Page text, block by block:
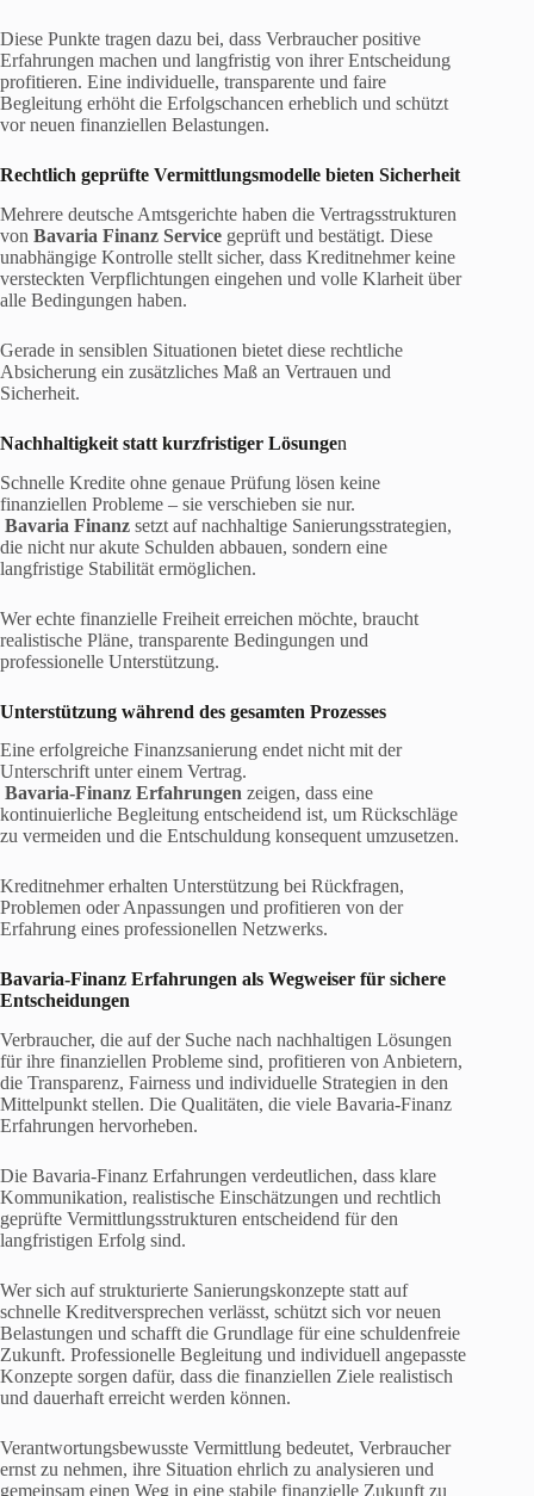
Diese Punkte tragen dazu bei, dass Verbraucher positive
Erfahrungen machen und langfristig von ihrer Entscheidung
profitieren. Eine individuelle, transparente und faire
Begleitung erhöht die Erfolgschancen erheblich und schützt
vor neuen finanziellen Belastungen.
Rechtlich geprüfte Vermittlungsmodelle bieten Sicherheit
Mehrere deutsche Amtsgerichte haben die Vertragsstrukturen
von Bavaria Finanz Service geprüft und bestätigt. Diese
unabhängige Kontrolle stellt sicher, dass Kreditnehmer keine
versteckten Verpflichtungen eingehen und volle Klarheit über
alle Bedingungen haben.
Gerade in sensiblen Situationen bietet diese rechtliche
Absicherung ein zusätzliches Maß an Vertrauen und
Sicherheit.
Nachhaltigkeit statt kurzfristiger Lösungen
Schnelle Kredite ohne genaue Prüfung lösen keine
finanziellen Probleme – sie verschieben sie nur.
Bavaria Finanz setzt auf nachhaltige Sanierungsstrategien,
die nicht nur akute Schulden abbauen, sondern eine
langfristige Stabilität ermöglichen.
Wer echte finanzielle Freiheit erreichen möchte, braucht
realistische Pläne, transparente Bedingungen und
professionelle Unterstützung.
Unterstützung während des gesamten Prozesses
Eine erfolgreiche Finanzsanierung endet nicht mit der
Unterschrift unter einem Vertrag.
Bavaria-Finanz Erfahrungen zeigen, dass eine
kontinuierliche Begleitung entscheidend ist, um Rückschläge
zu vermeiden und die Entschuldung konsequent umzusetzen.
Kreditnehmer erhalten Unterstützung bei Rückfragen,
Problemen oder Anpassungen und profitieren von der
Erfahrung eines professionellen Netzwerks.
Bavaria-Finanz Erfahrungen als Wegweiser für sichere
Entscheidungen
Verbraucher, die auf der Suche nach nachhaltigen Lösungen
für ihre finanziellen Probleme sind, profitieren von Anbietern,
die Transparenz, Fairness und individuelle Strategien in den
Mittelpunkt stellen. Die Qualitäten, die viele Bavaria-Finanz
Erfahrungen hervorheben.
Die Bavaria-Finanz Erfahrungen verdeutlichen, dass klare
Kommunikation, realistische Einschätzungen und rechtlich
geprüfte Vermittlungsstrukturen entscheidend für den
langfristigen Erfolg sind.
Wer sich auf strukturierte Sanierungskonzepte statt auf
schnelle Kreditversprechen verlässt, schützt sich vor neuen
Belastungen und schafft die Grundlage für eine schuldenfreie
Zukunft. Professionelle Begleitung und individuell angepasste
Konzepte sorgen dafür, dass die finanziellen Ziele realistisch
und dauerhaft erreicht werden können.
Verantwortungsbewusste Vermittlung bedeutet, Verbraucher
ernst zu nehmen, ihre Situation ehrlich zu analysieren und
gemeinsam einen Weg in eine stabile finanzielle Zukunft zu